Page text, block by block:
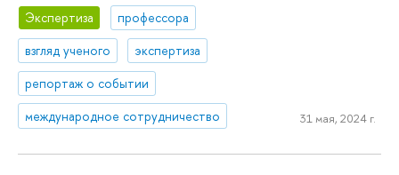
Экспертиза
профессора
взгляд ученого
экспертиза
репортаж о событии
международное сотрудничество
31 мая, 2024 г.